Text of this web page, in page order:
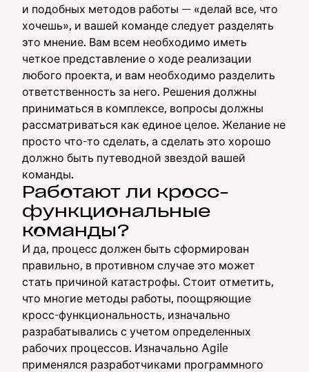
и подобных методов работы — «делай все, что
хочешь», и вашей команде следует разделять
это мнение. Вам всем необходимо иметь
четкое представление о ходе реализации
любого проекта, и вам необходимо разделить
ответственность за него. Решения должны
приниматься в комплексе, вопросы должны
рассматриваться как единое целое. Желание не
просто что-то сделать, а сделать это хорошо
должно быть путеводной звездой вашей
команды.
Работают ли кросс-
функциональные
команды?
И да, процесс должен быть сформирован
правильно, в противном случае это может
стать причиной катастрофы. Стоит отметить,
что многие методы работы, поощряющие
кросс-функциональность, изначально
разрабатывались с учетом определенных
рабочих процессов. Изначально Agile
применялся разработчиками программного